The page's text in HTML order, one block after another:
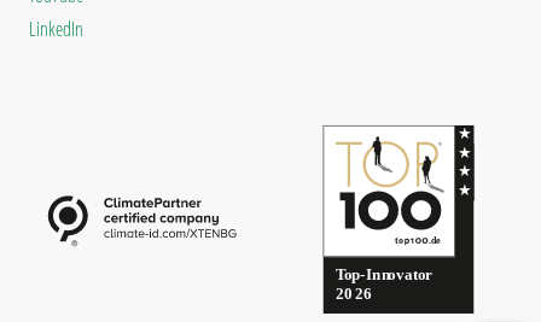
LinkedIn